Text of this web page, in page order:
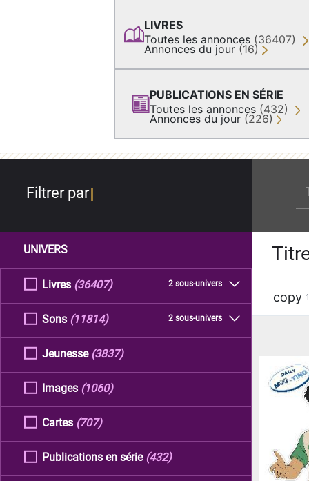
LIVRES
Toutes les annonces (36407)
Annonces du jour (16)
PUBLICATIONS EN SÉRIE
Toutes les annonces (432)
Annonces du jour (226)
Filtrer par
UNIVERS
Livres 2 sous-univers
(36407)
Sons 2 sous-univers
(11814)
Jeunesse (3837)
Images (1060)
Cartes (707)
Publications en série (432)
copy